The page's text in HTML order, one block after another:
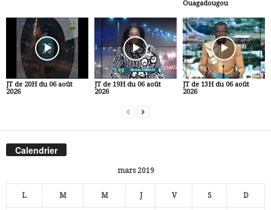
Ouagadougou
JT de 20H du 06 août
2026
JT de 19H du 06 août
2026
JT de 13H du 06 août
2026
Calendrier
mars 2019
L M M J V S D